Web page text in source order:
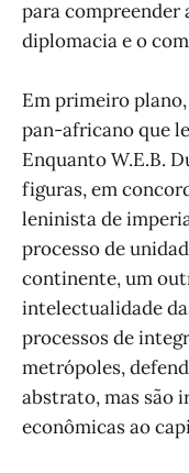
para compreender
diplomacia e o
Em primeiro
pan-africano que
Enquanto W.E.B.
figuras, em
leninista de
processo de
continente, um
intelectualidade
processos de
metrópoles,
abstrato, mas são
econômicas ao